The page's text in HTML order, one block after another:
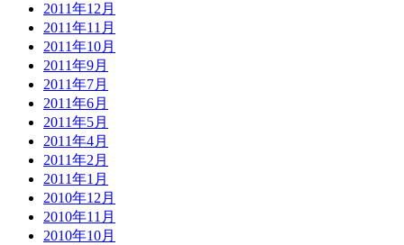
2011年12月
2011年11月
2011年10月
2011年9月
2011年7月
2011年6月
2011年5月
2011年4月
2011年2月
2011年1月
2010年12月
2010年11月
2010年10月